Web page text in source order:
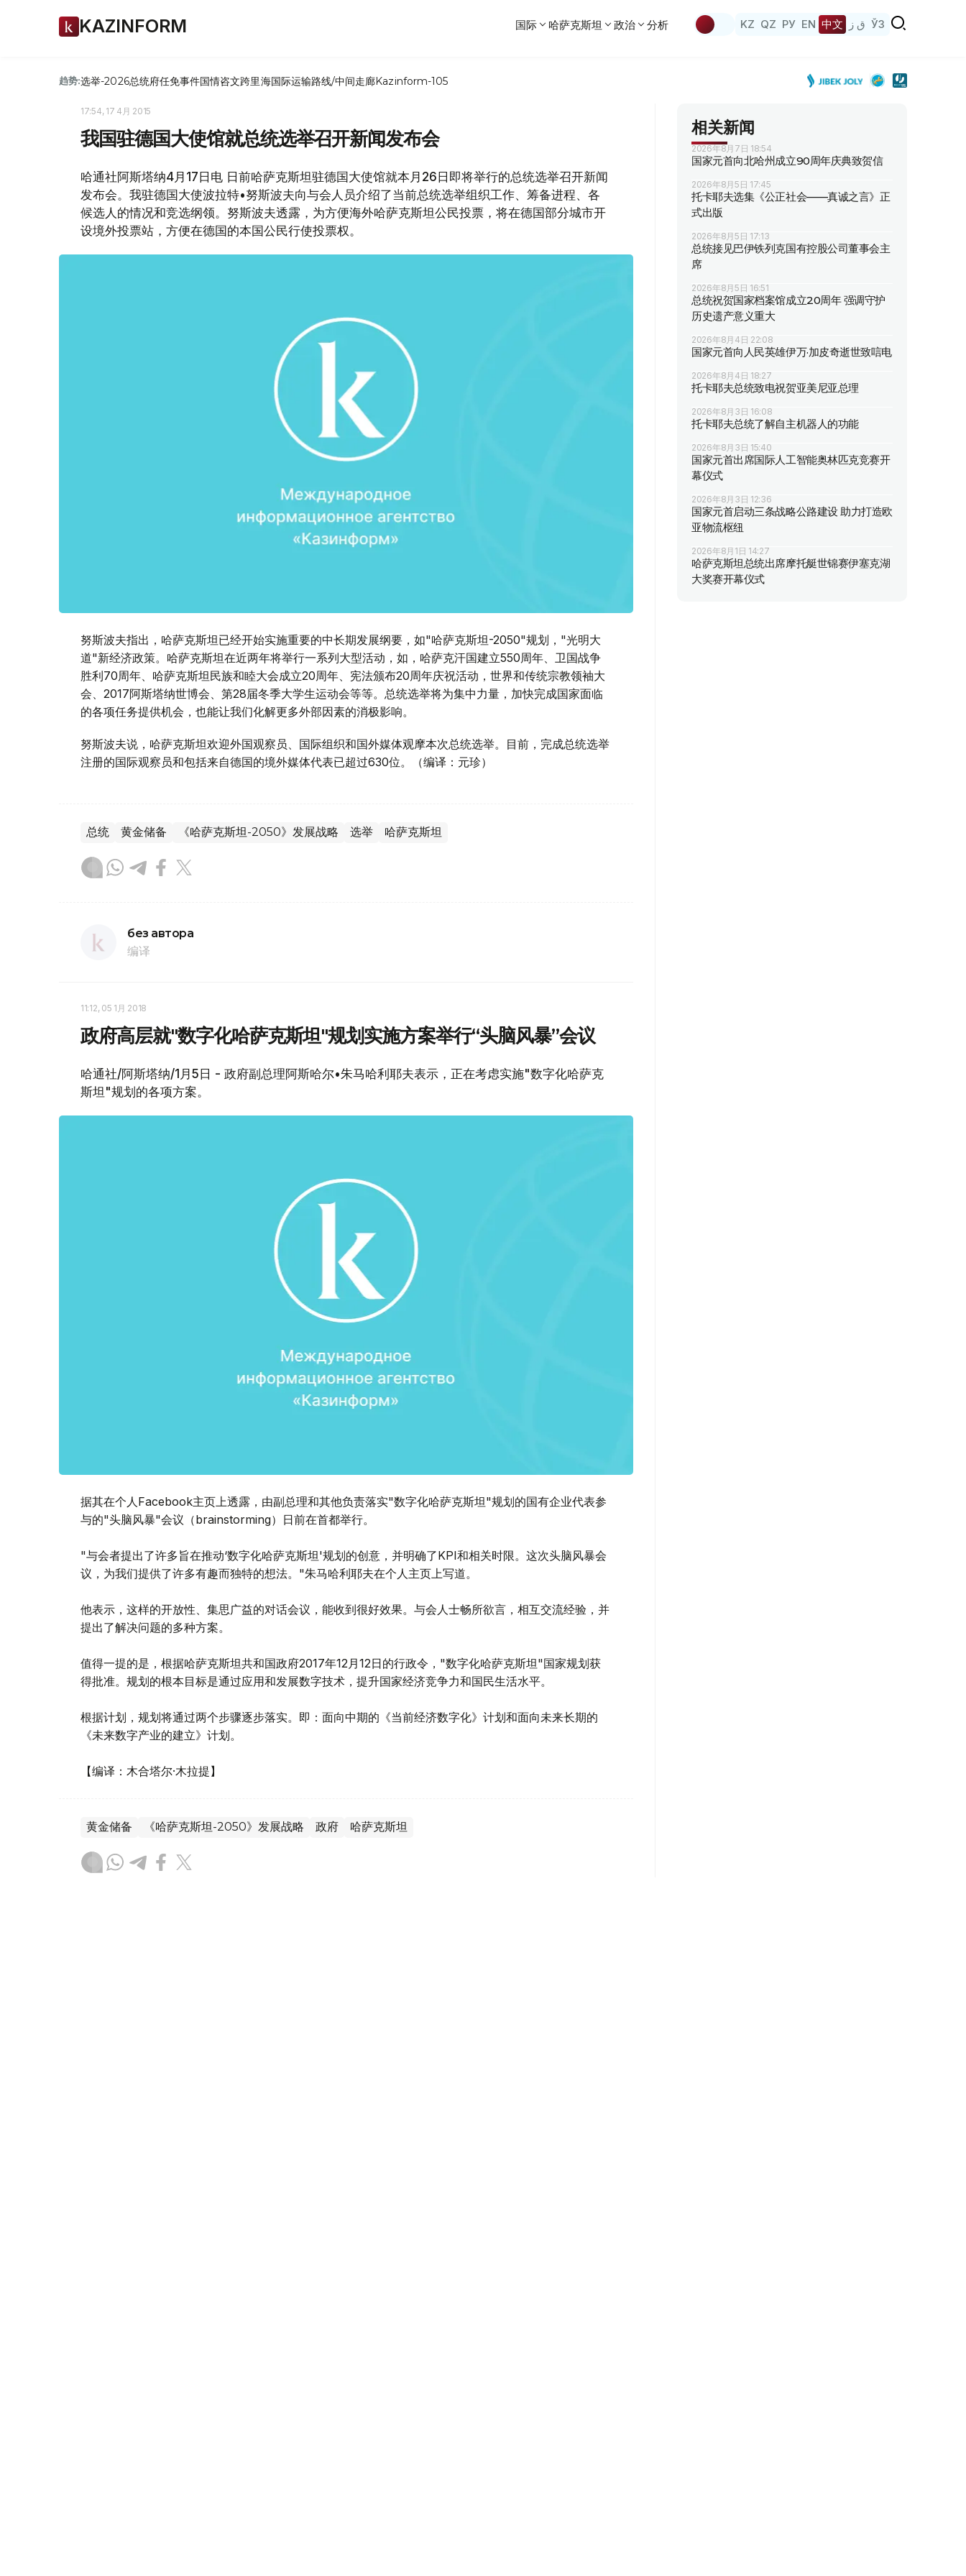
KAZINFORM 国际 哈萨克斯坦 政治 分析 KZ QZ РУ EN 中文 ق ز ЎЗ
趋势:选举-2026总统府任免事件国情咨文跨里海国际运输路线/中间走廊Kazinform-105
17:54, 17 4月 2015
我国驻德国大使馆就总统选举召开新闻发布会
哈通社阿斯塔纳4月17日电 日前哈萨克斯坦驻德国大使馆就本月26日即将举行的总统选举召开新闻
发布会。我驻德国大使波拉特•努斯波夫向与会人员介绍了当前总统选举组织工作、筹备进程、各
候选人的情况和竞选纲领。努斯波夫透露，为方便海外哈萨克斯坦公民投票，将在德国部分城市开
设境外投票站，方便在德国的本国公民行使投票权。
努斯波夫指出，哈萨克斯坦已经开始实施重要的中长期发展纲要，如"哈萨克斯坦-2050"规划，"光明大
道"新经济政策。哈萨克斯坦在近两年将举行一系列大型活动，如，哈萨克汗国建立550周年、卫国战争
胜利70周年、哈萨克斯坦民族和睦大会成立20周年、宪法颁布20周年庆祝活动，世界和传统宗教领袖大
会、2017阿斯塔纳世博会、第28届冬季大学生运动会等等。总统选举将为集中力量，加快完成国家面临
的各项任务提供机会，也能让我们化解更多外部因素的消极影响。
努斯波夫说，哈萨克斯坦欢迎外国观察员、国际组织和国外媒体观摩本次总统选举。目前，完成总统选举
注册的国际观察员和包括来自德国的境外媒体代表已超过630位。（编译：元珍）
总统 黄金储备 《哈萨克斯坦-2050》发展战略 选举 哈萨克斯坦
без автора
编译
11:12, 05 1月 2018
政府高层就"数字化哈萨克斯坦"规划实施方案举行“头脑风暴”会议
哈通社/阿斯塔纳/1月5日 - 政府副总理阿斯哈尔•朱马哈利耶夫表示，正在考虑实施"数字化哈萨克
斯坦"规划的各项方案。
据其在个人Facebook主页上透露，由副总理和其他负责落实"数字化哈萨克斯坦"规划的国有企业代表参
与的"头脑风暴"会议（brainstorming）日前在首都举行。
"与会者提出了许多旨在推动‘数字化哈萨克斯坦'规划的创意，并明确了KPI和相关时限。这次头脑风暴会
议，为我们提供了许多有趣而独特的想法。"朱马哈利耶夫在个人主页上写道。
他表示，这样的开放性、集思广益的对话会议，能收到很好效果。与会人士畅所欲言，相互交流经验，并
提出了解决问题的多种方案。
值得一提的是，根据哈萨克斯坦共和国政府2017年12月12日的行政令，"数字化哈萨克斯坦"国家规划获
得批准。规划的根本目标是通过应用和发展数字技术，提升国家经济竞争力和国民生活水平。
根据计划，规划将通过两个步骤逐步落实。即：面向中期的《当前经济数字化》计划和面向未来长期的
《未来数字产业的建立》计划。
【编译：木合塔尔·木拉提】
黄金储备 《哈萨克斯坦-2050》发展战略 政府 哈萨克斯坦
相关新闻
2026年8月7日 18:54
国家元首向北哈州成立90周年庆典致贺信
2026年8月5日 17:45
托卡耶夫选集《公正社会——真诚之言》正
式出版
2026年8月5日 17:13
总统接见巴伊铁列克国有控股公司董事会主
席
2026年8月5日 16:51
总统祝贺国家档案馆成立20周年 强调守护
历史遗产意义重大
2026年8月4日 22:08
国家元首向人民英雄伊万·加皮奇逝世致唁电
2026年8月4日 18:27
托卡耶夫总统致电祝贺亚美尼亚总理
2026年8月3日 16:08
托卡耶夫总统了解自主机器人的功能
2026年8月3日 15:40
国家元首出席国际人工智能奥林匹克竞赛开
幕仪式
2026年8月3日 12:36
国家元首启动三条战略公路建设 助力打造欧
亚物流枢纽
2026年8月1日 14:27
哈萨克斯坦总统出席摩托艇世锦赛伊塞克湖
大奖赛开幕仪式